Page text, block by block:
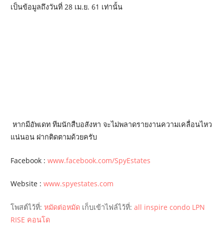
เป็นข้อมูลถึงวันที่ 28 เม.ย. 61 เท่านั้น
หากมีอัพเดท ทีมนักสืบอสังหา จะไม่พลาดรายงานความเคลื่อนไหว
แน่นอน ฝากติดตามด้วยครับ
Facebook : www.facebook.com/SpyEstates
Website : www.spyestates.com
โพสต์ไว้ที่: หมัดต่อหมัด เก็บเข้าไฟล์ไว้ที่: all inspire condo LPN
RISE คอนโด